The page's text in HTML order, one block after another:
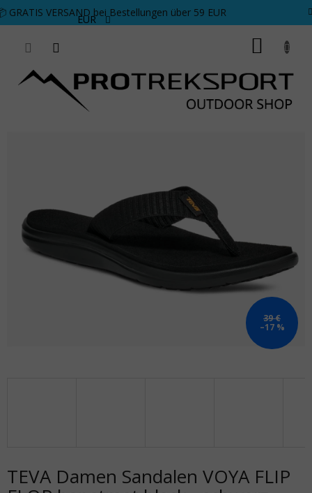
Zum Inhalt springen
GRATIS VERSAND bei Bestellungen über 59 EUR
EUR
39 €
–17 %
TEVA Damen Sandalen VOYA FLIP